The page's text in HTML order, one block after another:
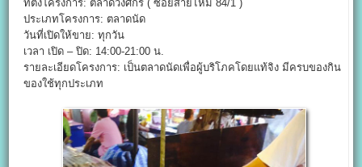
ที่ตั้งโครงการ: ตลาดวงศกร ( ซอยสายไหม 84/1 )
ประเภทโครงการ: ตลาดนัด
วันที่เปิดให้ขาย: ทุกวัน
เวลา เปิด – ปิด: 14:00-21:00 น.
รายละเอียดโครงการ: เป็นตลาดนัดเพื่อผู้บริโภคโดยแท้จิง มีครบของกิน
ของใช้ทุกประเภท